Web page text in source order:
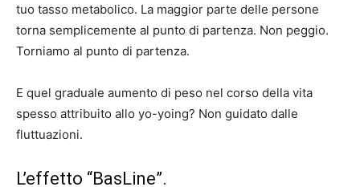
tuo tasso metabolico. La maggior parte delle persone
torna semplicemente al punto di partenza. Non peggio.
Torniamo al punto di partenza.
E quel graduale aumento di peso nel corso della vita
spesso attribuito allo yo-yoing? Non guidato dalle
fluttuazioni.
L’effetto “BasLine”.